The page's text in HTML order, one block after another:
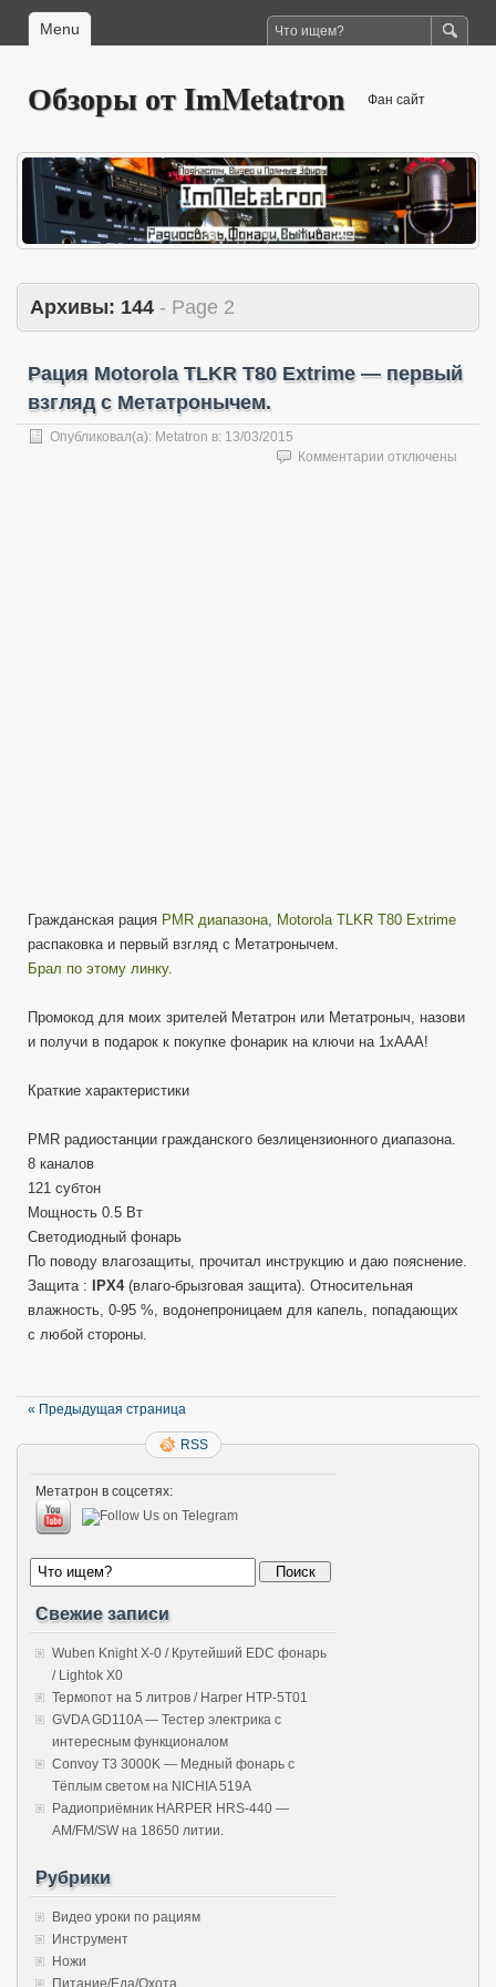
Menu
Обзоры от ImMetatron Фан сайт
Архивы: 144 - Page 2
Рация Motorola TLKR T80 Extrime — первый
взгляд с Метатронычем.
Опубликовал(а): Metatron в: 13/03/2015
Комментарии котключены
Гражданская рация PMR диапазона Motorola TLKR T80 Extrime
распаковка и первый взгляд с Метатронычем.
Брал по этому линку.
Промокод для моих зрителей Метатрон или Метатроныч, назови
и получи в подарок к покупке фонарик на ключи на 1хAAA!
Краткие характеристики
PMR радиостанции гражданского безлицензионного диапазона.
8 каналов
121 субтон
Мощность 0.5 Вт
Светодиодный фонарь
По поводу влагозащиты, прочитал инструкцию и даю пояснение.
Защита : IPX4(влаго-брызговая защита). Относительная
влажность, 0-95 %, водонепроницаем для капель, попадающих
с любой стороны.
« Предыдущая страница
RSS
Метатрон в соцсетях:
Свежие записи
Wuben Knight X-0 / Крутейший EDC фонарь
/ Lightok X0
Термопот на 5 литров / Harper HTP-5T01
GVDA GD110A — Тестер электрика с
интересным функционалом
Convoy T3 3000K — Медный фонарь с
Тёплым светом на NICHIA 519A
Радиоприёмник HARPER HRS-440 —
AM/FM/SW на 18650 литии.
Рубрики
Видео уроки по рациям
Инструмент
Ножи
Питание/Еда/Охота